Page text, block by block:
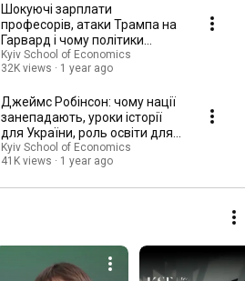
Шокуючі зарплати
професорів, атаки Трампа на
Гарвард і чому політики
викладають у KSE
Kyiv School of Economics
32K views
1 year ago
Джеймс Робінсон: чому нації
занепадають, уроки історії
для України, роль освіти для
економіки
Kyiv School of Economics
41K views
1 year ago